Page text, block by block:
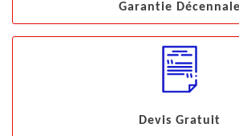
Garantie Décennale
Devis Gratuit